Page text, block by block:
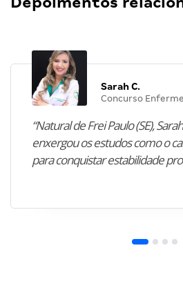
Sarah C.
Concurso
“Natural de Frei Paulo (SE),
enxergou os estudos como o
para conquistar estabilidade